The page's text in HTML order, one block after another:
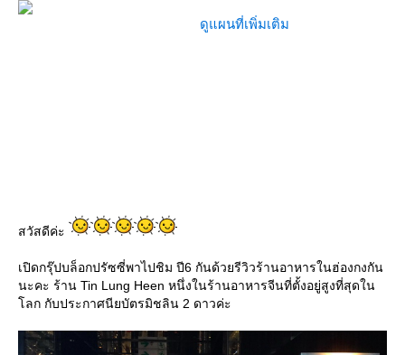
ดูแผนที่เพิ่มเติม
สวัสดีค่ะ
เปิดกรุ๊ปบล็อกปรัซซี่พาไปชิม ปี6 กันด้วยรีวิวร้านอาหารในฮ่องกงกัน
นะคะ ร้าน Tin Lung Heen หนึ่งในร้านอาหารจีนที่ตั้งอยู่สูงที่สุดใน
ลก กับประกาศนียบัตรมิชลิน 2 ดาวค่ะ